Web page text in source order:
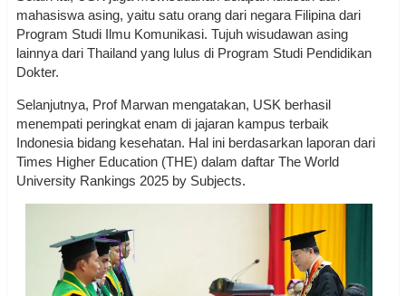
mahasiswa asing, yaitu satu orang dari negara Filipina dari
Program Studi Ilmu Komunikasi. Tujuh wisudawan asing
lainnya dari Thailand yang lulus di Program Studi Pendidikan
Dokter.
Selanjutnya, Prof Marwan mengatakan, USK berhasil
menempati peringkat enam di jajaran kampus terbaik
Indonesia bidang kesehatan. Hal ini berdasarkan laporan dari
Times Higher Education (THE) dalam daftar The World
University Rankings 2025 by Subjects.